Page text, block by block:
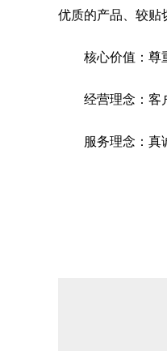
优质的产品、较贴
核心价值：尊
经营理念：客
服务理念：真